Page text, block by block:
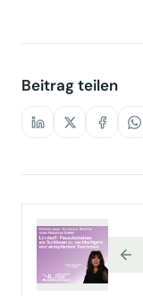
Beitrag teilen